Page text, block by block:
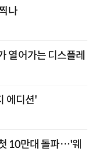
나
열어가는 디스플레
에디션'
10만대 돌파…'웨